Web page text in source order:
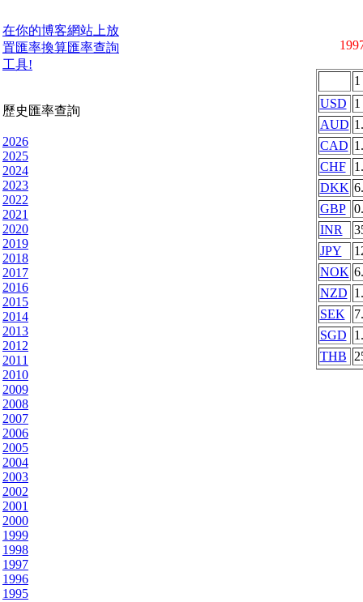
在你的博客網站上放
置匯率換算匯率查詢
工具!
歷史匯率查詢
2026
2025
2024
2023
2022
2021
2020
2019
2018
2017
2016
2015
2014
2013
2012
2011
2010
2009
2008
2007
2006
2005
2004
2003
2002
2001
2000
1999
1998
1997
1996
1995
1
USD
1
AUD
CAD
CHF
DKK
GBP
INR
JPY
NOK
NZD
SEK
SGD
THB